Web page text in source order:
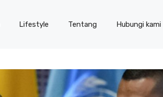
Lifestyle Tentang Hubungi kami